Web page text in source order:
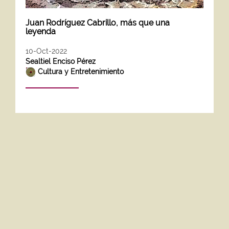
Juan Rodríguez Cabrillo, más que una
leyenda
10-Oct-2022
Sealtiel Enciso Pérez
Cultura y Entretenimiento